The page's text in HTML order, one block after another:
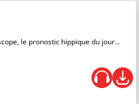
le pronostic hippique du jour...